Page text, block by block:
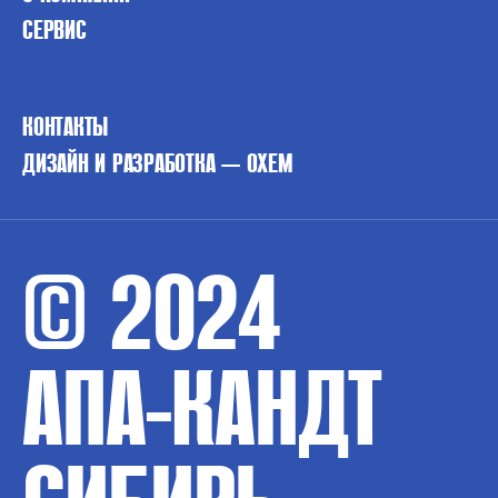
СЕРВИС
КОНТАКТЫ
ДИЗАЙН И РАЗРАБОТКА — OXEM
© 2024
АПА-КАНДТ